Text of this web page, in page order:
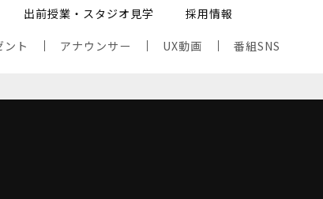
出前授業・スタジオ見学 採用情報
ント アナウンサー UX動画 番組SNS